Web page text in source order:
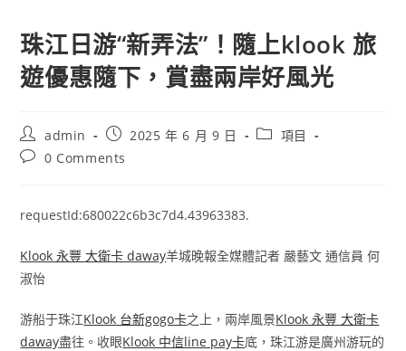
珠江日游“新弄法”！隨上klook 旅
遊優惠隨下，賞盡兩岸好風光
Post
author:
admin
Post
published:
2025 年 6 月 9 日
Post項目
Post0 Comments
requestId:680022c6b3c7d4.43963383.
Klook 永豐 大衛卡 daway羊城晚報全媒體記者 嚴藝文 通信員 何
淑怡
游船于珠江Klook 台新gogo卡之上，兩岸風景Klook 永豐 大衛卡
daway盡往。收眼Klook 中信line pay卡底，珠江游是廣州游玩的